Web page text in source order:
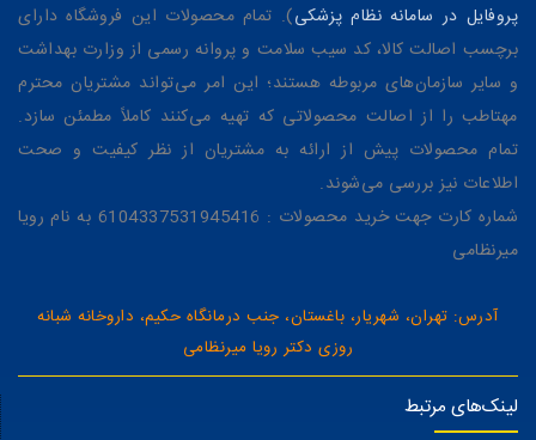
پروفایل در سامانه نظام پزشکی). تمام محصولات این فروشگاه دارای
برچسب اصالت کالا، کد سیب سلامت و پروانه رسمی از وزارت بهداشت
و سایر سازمان‌های مربوطه هستند؛ این امر می‌تواند مشتریان محترم
مهتاطب را از اصالت محصولاتی که تهیه می‌کنند کاملاً مطمئن سازد.
تمام محصولات پیش از ارائه به مشتریان از نظر کیفیت و صحت
اطلاعات نیز بررسی می‌شوند.
شماره کارت جهت خرید محصولات : 6104337531945416 به نام رویا
میرنظامی
آدرس: تهران، شهریار، باغستان، جنب درمانگاه حکیم، داروخانه شبانه
روزی دکتر رویا میرنظامی
لینک‌های مرتبط